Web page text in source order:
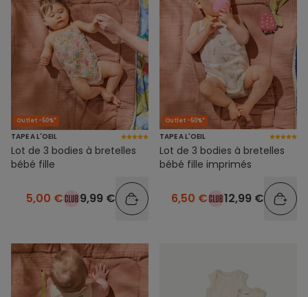
Outlet -50%*
TAPE A L'OEIL
Lot de 3 bodies à bretelles
bébé fille
5,00 € 9,99 €
Outlet -50%*
TAPE A L'OEIL
Lot de 3 bodies à bretelles
bébé fille imprimés
6,50 € 12,99 €